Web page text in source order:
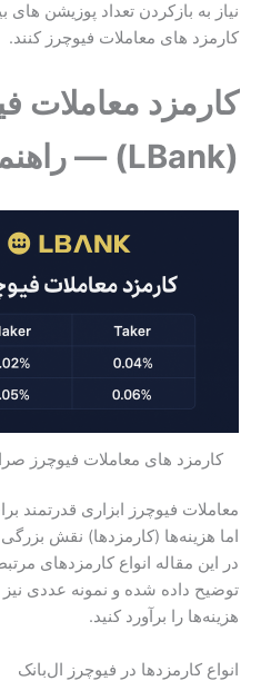
نیاز به بازکردن تعداد پوزیشن های
کارمزد های معاملات فیوچرز کنند.
کارمزد معاملات
(LBank) — راهنمای کامل
کارمزد های معاملات فیوچرز
معاملات فیوچرز ابزاری قدرتمند
اما هزینه‌ها (کارمزدها) نقش
در این مقاله انواع کارمزدهای
توضیح داده شده و نمونه عددی نیز
هزینه‌ها را برآورد کنید.
انواع کارمزدها در فیوچرز ال‌بانک